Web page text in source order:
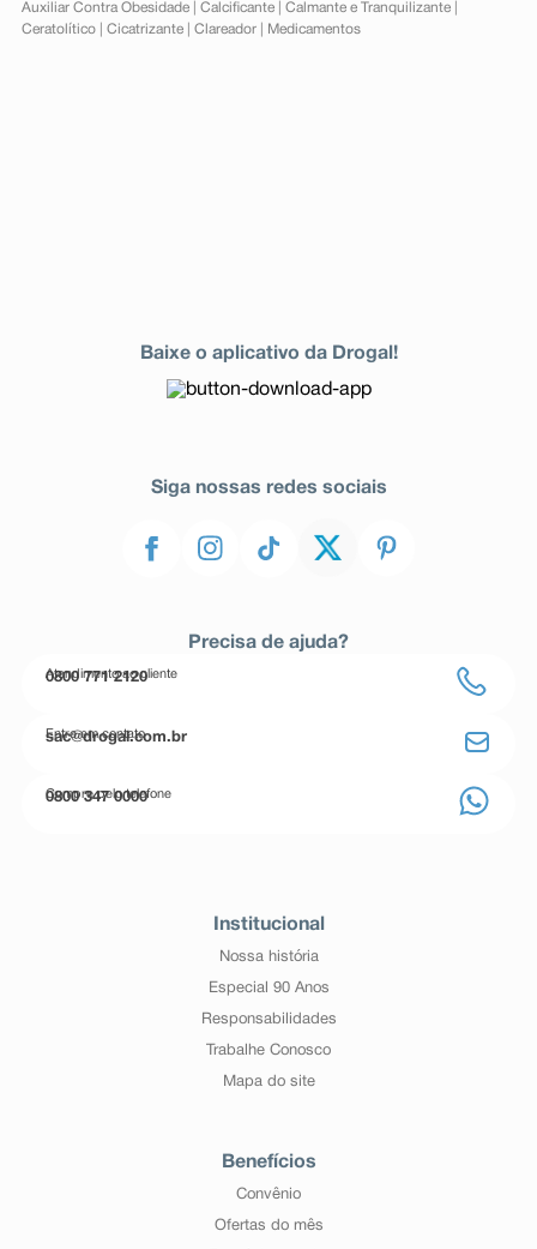
Auxiliar Contra Obesidade| Calcificante| Calmante e Tranquilizante|
Ceratolítico| Cicatrizante| Clareador| Medicamentos
Baixe o aplicativo da Drogal!
Siga nossas redes sociais
Precisa de ajuda?
Atendimento ao cliente
0800 771 2120
Entre em contato
sac@drogal.com.br
Compre pelo telefone
0800 347 0000
Institucional
Nossa história
Especial 90 Anos
Responsabilidades
Trabalhe Conosco
Mapa do site
Benefícios
Convênio
Ofertas do mês